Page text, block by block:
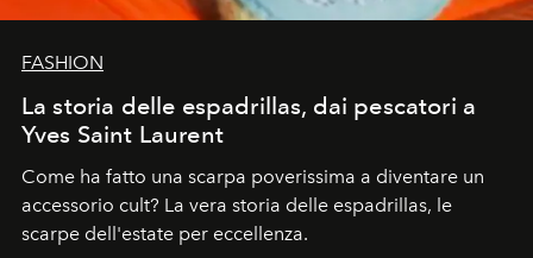
FASHION
La storia delle espadrillas, dai pescatori a
Yves Saint Laurent
Come ha fatto una scarpa poverissima a diventare un
accessorio cult? La vera storia delle espadrillas, le
scarpe dell'estate per eccellenza.